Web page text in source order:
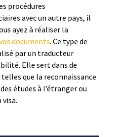
procédures
avec un autre pays, il
ayez à réaliser la
documents. Ce type de
par un traducteur
Elle sert dans de
que la reconnaissance
études à l’étranger ou
visa.